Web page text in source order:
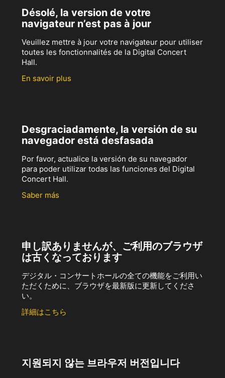
Désolé, la version de votre
navigateur n’est pas à jour
Veuillez mettre à jour votre navigateur pour utiliser
toutes les fonctionnalités de la Digital Concert
Hall.
En savoir plus
Desgraciadamente, la versión de su
navegador está desfasada
Por favor, actualice la versión de su navegador
para poder utilizar todas las funciones del Digital
Concert Hall.
Saber más
申し訳ありませんが、ご利用のブラウザ
は古くなっております
デジタル・コンサートホールの全ての機能をご利用い
ただくために、ブラウザを最新版に更新してくださ
い。
詳細はこちら
지원되지 않는 브라우저 버전입니다